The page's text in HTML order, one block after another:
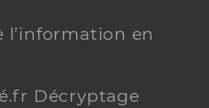
l’information en
Décryptage